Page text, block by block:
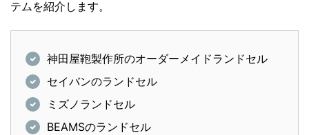
テムを紹介します。
神田屋鞄製作所のオーダーメイドランドセル
セイバンのランドセル
ミズノランドセル
BEAMSのランドセル